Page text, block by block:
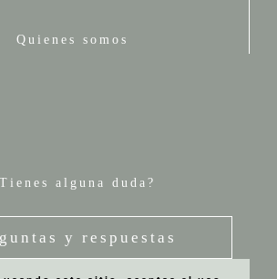
Quienes somos
alguna duda?
y respuestas